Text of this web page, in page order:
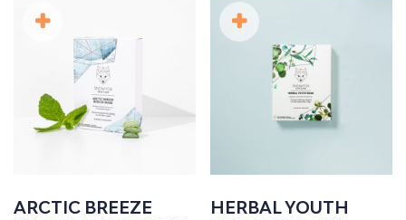
ARCTIC BREEZE
HERBAL YOUTH